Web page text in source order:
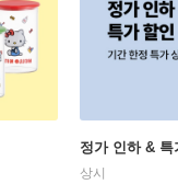
정가 인하 &
상시